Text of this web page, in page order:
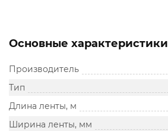
Основные характеристики
Производитель
Тип
Длина ленты, м
Ширина ленты, мм